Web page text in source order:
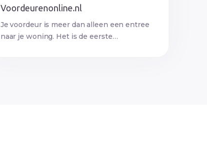
Voordeurenonline.nl
Je voordeur is meer dan alleen een entree
naar je woning. Het is de eerste…